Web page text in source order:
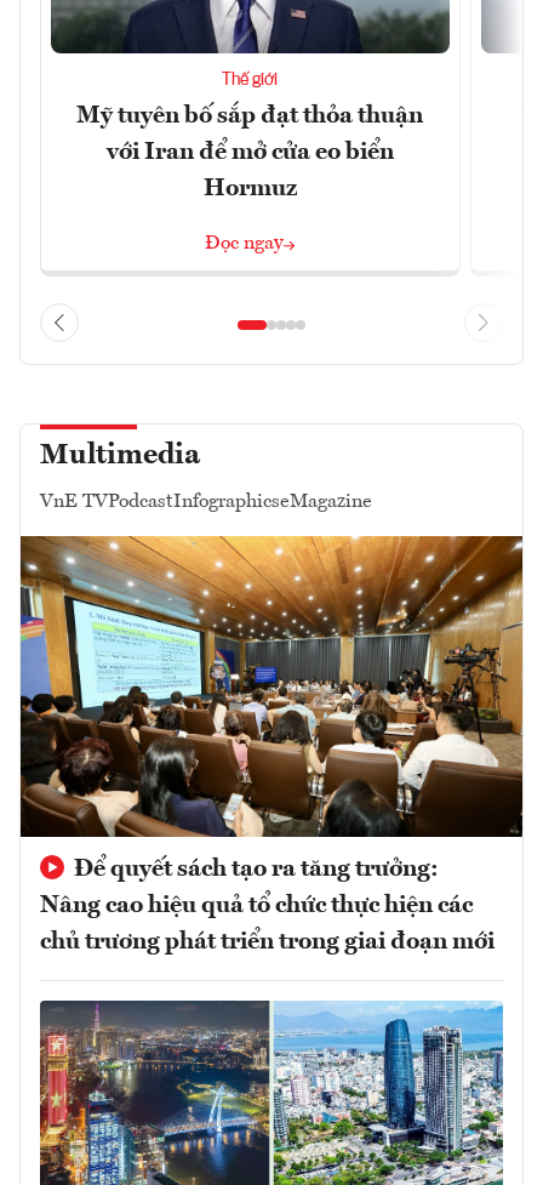
Thế giới
Mỹ tuyên bố sắp đạt thỏa thuận
với Iran để mở cửa eo biển
Hormuz
Đọc ngay
Multimedia
VnE TVPodcastInfographicseMagazine
Để quyết sách tạo ra tăng trưởng:
Nâng cao hiệu quả tổ chức thực hiện các
chủ trương phát triển trong giai đoạn mới